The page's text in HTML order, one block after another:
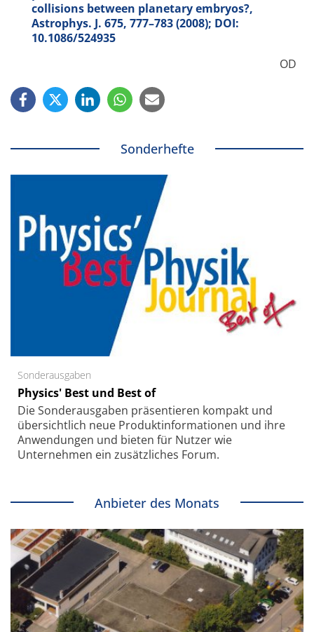
collisions between planetary embryos?,
Astrophys. J. 675, 777–783 (2008); DOI:
10.1086/524935
OD
Sonderhefte
Sonderausgaben
Physics' Best und Best of
Die Sonder­ausgaben präsentieren kompakt und
übersichtlich neue Produkt­informationen und ihre
Anwendungen und bieten für Nutzer wie
Unternehmen ein zusätzliches Forum.
Anbieter des Monats